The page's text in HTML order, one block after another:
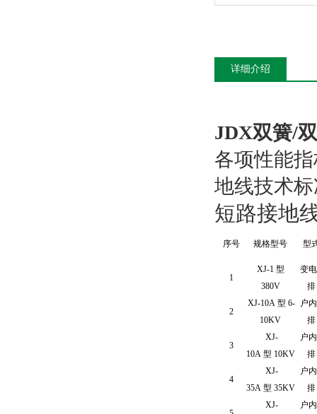
详细介绍
JDX双簧/
各项性能
地线技术
短路接地
序号 规格型号 型
1
XJ-1 型
380V
变
排
2
XJ-10A 型 6-
10KV
户
排
3
XJ-
10A 型 10KV
户
排
4
XJ-
35A 型 35KV
户
排
XJ-
户